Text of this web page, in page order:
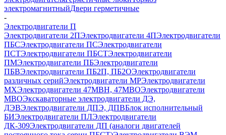
электромагнитныйДвери герметичные
-
Электродвигатели П
Электродвигатели 2ПЭлектродвигатели 4ПЭлектродвигатели
ПБСЭлектродвигатели ПСЭлектродвигатели
ПСТЭлектродвигатели ПБСТЭлектродвигатели
ПМЭлектродвигатели ПБЭлектродвигатели
ПБВЭлектродвигатели ПБ2П, ПБ2ОЭлектродвигатели
различных серийЭлектродвигатели МРЭлектродвигатели
MXЭлектродвигатели 47MBH, 47МВОЭлектродвигатели
MBOЭкскаваторные электродвигатели ДЭ,
ДЭВЭлектродвигатели ДПЭ, ДПВБлок исполнительный
БИЭлектродвигатели ПЛЭлектродвигатели
ДК-309Электродвигатели ДП (аналоги двигателей